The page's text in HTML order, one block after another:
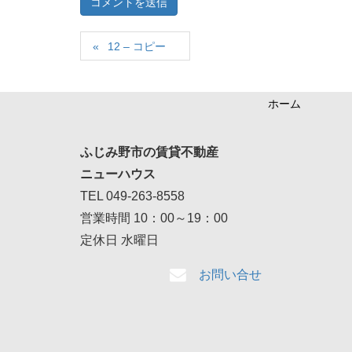
12 – コピー
ホーム
ふじみ野市の賃貸不動産
ニューハウス
TEL 049-263-8558
営業時間 10：00～19：00
定休日 水曜日
お問い合せ